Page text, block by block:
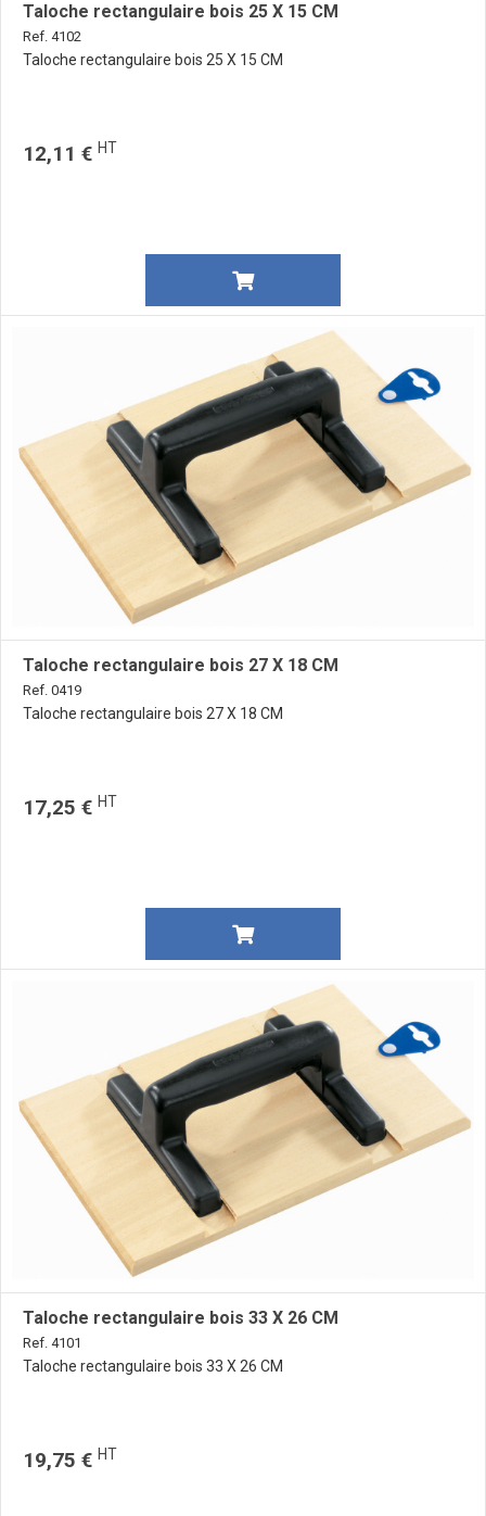
Taloche rectangulaire bois 25 X 15 CM
Ref. 4102
Taloche rectangulaire bois 25 X 15 CM
12,11 € HT
Taloche rectangulaire bois 27 X 18 CM
Ref. 0419
Taloche rectangulaire bois 27 X 18 CM
17,25 € HT
Taloche rectangulaire bois 33 X 26 CM
Ref. 4101
Taloche rectangulaire bois 33 X 26 CM
19,75 € HT